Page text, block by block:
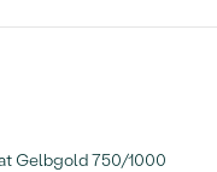
Gelbgold 750/1000